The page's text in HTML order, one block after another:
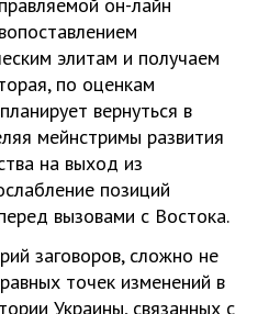
элитам и получаем
по оценкам
вернуться в
мейнстримы развития
на выход из
позиций
вызовами с Востока.
заговоров, сложно не
точек изменений в
Украины, связанных с